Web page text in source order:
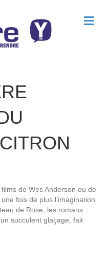
M
e
de Wes Anderson ou de
fois de plus l’imagination
de Rose, les romans
succulent glaçage, fait